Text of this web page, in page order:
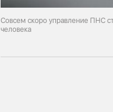
Совсем скоро управление ПНС
человека